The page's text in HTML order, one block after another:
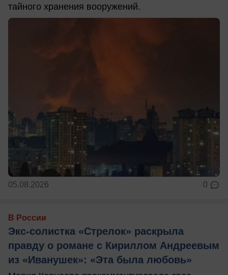
тайного хранения вооружений.
05.08.2026 0
В России
Экс-солистка «Стрелок» раскрыла
правду о романе с Кириллом Андреевым
из «Иванушек»: «Эта была любовь»